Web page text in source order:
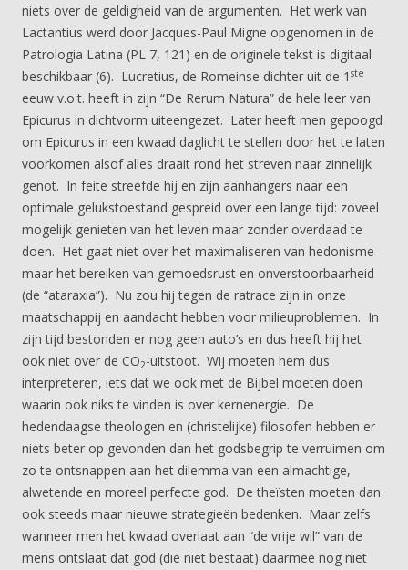
niets over de geldigheid van de argumenten. Het werk van
Lactantius werd door Jacques-Paul Migne opgenomen in de
Patrologia Latina (PL 7, 121) en de originele tekst is digitaal
beschikbaar (6). Lucretius, de Romeinse dichter uit de 1 ste
eeuw v.o.t. heeft in zijn “De Rerum Natura” de hele leer van
Epicurus in dichtvorm uiteengezet. Later heeft men gepoogd
om Epicurus in een kwaad daglicht te stellen door het te laten
voorkomen alsof alles draait rond het streven naar zinnelijk
genot. In feite streefde hij en zijn aanhangers naar een
optimale gelukstoestand gespreid over een lange tijd: zoveel
mogelijk genieten van het leven maar zonder overdaad te
doen. Het gaat niet over het maximaliseren van hedonisme
maar het bereiken van gemoedsrust en onverstoorbaarheid
(de “ataraxia”). Nu zou hij tegen de ratrace zijn in onze
maatschappij en aandacht hebben voor milieuproblemen. In
zijn tijd bestonden er nog geen auto’s en dus heeft hij het
ook niet over de CO2-uitstoot. Wij moeten hem dus
interpreteren, iets dat we ook met de Bijbel moeten doen
waarin ook niks te vinden is over kernenergie. De
hedendaagse theologen en (christelijke) filosofen hebben er
niets beter op gevonden dan het godsbegrip te verruimen om
zo te ontsnappen aan het dilemma van een almachtige,
alwetende en moreel perfecte god. De theïsten moeten dan
ook steeds maar nieuwe strategieën bedenken. Maar zelfs
wanneer men het kwaad overlaat aan “de vrije wil” van de
mens ontslaat dat god (die niet bestaat) daarmee nog niet